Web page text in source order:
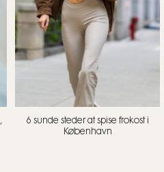
6 sunde steder at spise frokost i
København